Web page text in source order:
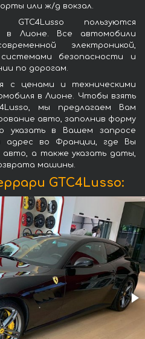
или ж/д вокзал.
пользуются
в Лионе. Все автомобили
электроникой,
безопасности и
по дорогам.
с ценами и техническими
в Лионе. Чтобы взять
мы предлагаем Вам
авто, заполнив форму
указать в Вашем запросе
адрес во Франции, где Вы
а также указать даты,
машины.
GTC4Lusso: